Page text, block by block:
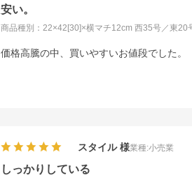
安い。
商品種別：22×42[30]×横マチ12cm 西35号／東20
価格高騰の中、買いやすいお値段でした。
しっかりしている
スタイル 業種:小売業